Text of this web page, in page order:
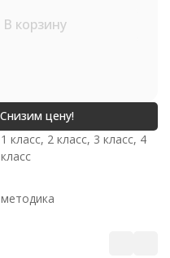
В корзину
1 класс, 2 класс, 3 класс, 4
класс
методика